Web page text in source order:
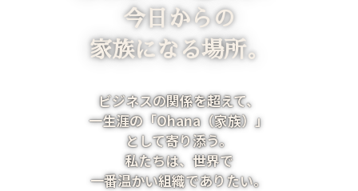
私たちは、教育の力で社会に
「青空」を広げる存在でありたい。
今日からの
家族になる場所。
ビジネスの関係を超えて、
一生涯の「Ohana（家族）」
として寄り添う。
私たちは、世界で
一番温かい組織でありたい。
私たちは、社員一人ひとりが
イキイキと輝く組織でありたい。